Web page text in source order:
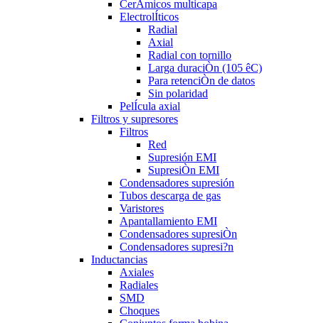
CerÄmicos multicapa
ElectrolÍticos
Radial
Axial
Radial con tornillo
Larga duraciÒn (105 êC)
Para retenciÒn de datos
Sin polaridad
PelÍcula axial
Filtros y supresores
Filtros
Red
Supresión EMI
SupresiÒn EMI
Condensadores supresión
Tubos descarga de gas
Varistores
Apantallamiento EMI
Condensadores supresiÒn
Condensadores supresi?n
Inductancias
Axiales
Radiales
SMD
Choques